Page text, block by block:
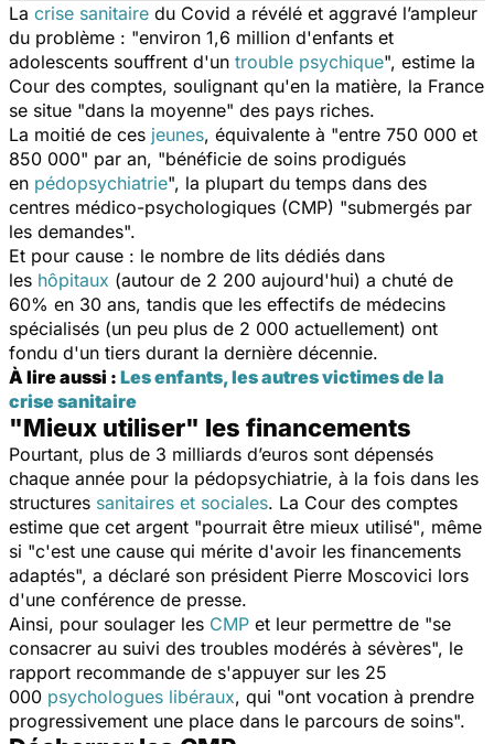
La crise sanitaire du Covid a révélé et aggravé l’ampleur
du problème : "environ 1,6 million d'enfants et
adolescents souffrent d'un trouble psychique", estime la
Cour des comptes, soulignant qu'en la matière, la France
se situe "dans la moyenne" des pays riches.
La moitié de ces jeunes, équivalente à "entre 750 000 et
850 000" par an, "bénéficie de soins prodigués
en pédopsychiatrie", la plupart du temps dans des
centres médico-psychologiques (CMP) "submergés par
les demandes".
Et pour cause : le nombre de lits dédiés dans
les hôpitaux (autour de 2 200 aujourd'hui) a chuté de
60% en 30 ans, tandis que les effectifs de médecins
spécialisés (un peu plus de 2 000 actuellement) ont
fondu d'un tiers durant la dernière décennie.
À lire aussi : Les enfants, les autres victimes de la
crise sanitaire
"Mieux utiliser" les financements
Pourtant, plus de 3 milliards d’euros sont dépensés
chaque année pour la pédopsychiatrie, à la fois dans les
structures sanitaires et sociales. La Cour des comptes
estime que cet argent "pourrait être mieux utilisé", même
si "c'est une cause qui mérite d'avoir les financements
adaptés", a déclaré son président Pierre Moscovici lors
d'une conférence de presse.
Ainsi, pour soulager les CMP et leur permettre de "se
consacrer au suivi des troubles modérés à sévères", le
rapport recommande de s'appuyer sur les 25
000 psychologues libéraux, qui "ont vocation à prendre
progressivement une place dans le parcours de soins".